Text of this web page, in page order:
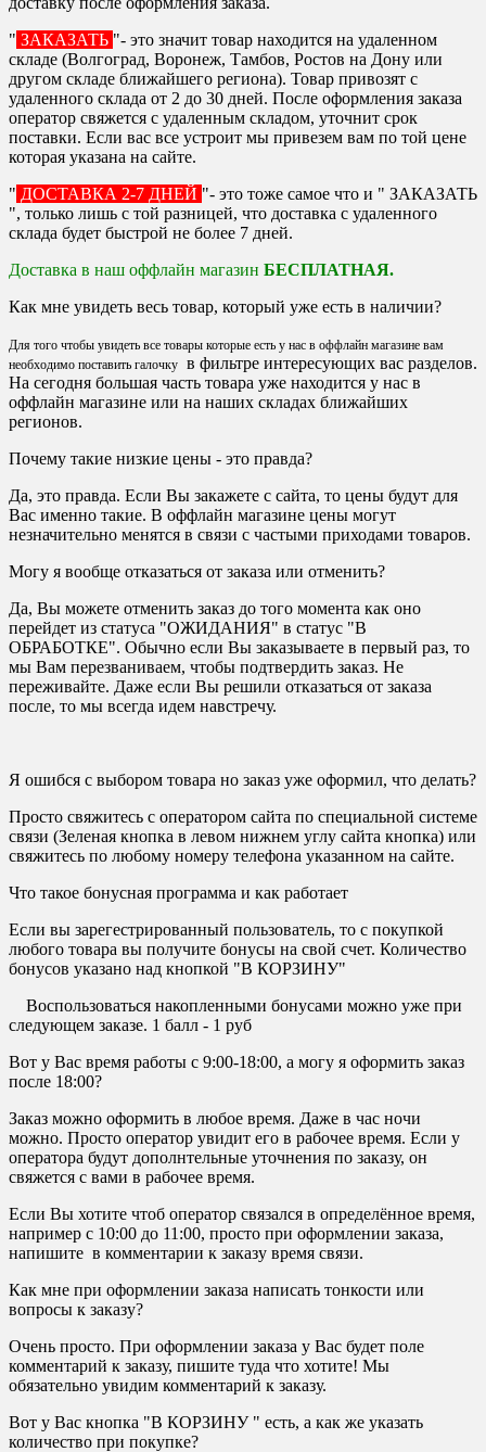
" ЗАКАЗАТЬ "- это значит товар находится на удаленном
складе (Волгоград, Воронеж, Тамбов, Ростов на Дону или
другом складе ближайшего региона). Товар привозят с
удаленного склада от 2 до 30 дней. После оформления заказа
оператор свяжется с удаленным складом, уточнит срок
поставки. Если вас все устроит мы привезем вам по той цене
которая указана на сайте.
" ДОСТАВКА 2-7 ДНЕЙ "- это тоже самое что и " ЗАКАЗАТЬ
", только лишь с той разницей, что доставка с удаленного
склада будет быстрой не более 7 дней.
Доставка в наш оффлайн магазин БЕСПЛАТНАЯ.
Как мне увидеть весь товар, который уже есть в наличии?
Для того чтобы увидеть все товары которые есть у нас в оффлайн магазине вам
необходимо поставить галочку в фильтре интересующих вас разделов.
На сегодня большая часть товара уже находится у нас в
оффлайн магазине или на наших складах ближайших
регионов.
Почему такие низкие цены - это правда?
Да, это правда. Если Вы закажете с сайта, то цены будут для
Вас именно такие. В оффлайн магазине цены могут
незначительно менятся в связи с частыми приходами товаров.
Могу я вообще отказаться от заказа или отменить?
Да, Вы можете отменить заказ до того момента как оно
перейдет из статуса "ОЖИДАНИЯ" в статус "В
ОБРАБОТКЕ". Обычно если Вы заказываете в первый раз, то
мы Вам перезваниваем, чтобы подтвердить заказ. Не
переживайте. Даже если Вы решили отказаться от заказа
после, то мы всегда идем навстречу.
Я ошибся с выбором товара но заказ уже оформил, что делать?
Просто свяжитесь с оператором сайта по специальной системе
связи (Зеленая кнопка в левом нижнем углу сайта кнопка) или
свяжитесь по любому номеру телефона указанном на сайте.
Что такое бонусная программа и как работает
Если вы зарегестрированный пользователь, то с покупкой
любого товара вы получите бонусы на свой счет. Количество
бонусов указано над кнопкой "В КОРЗИНУ"
Воспользоваться накопленными бонусами можно уже при
следующем заказе. 1 балл - 1 руб
Вот у Вас время работы с 9:00-18:00, а могу я оформить заказ
после 18:00?
Заказ можно оформить в любое время. Даже в час ночи
можно. Просто оператор увидит его в рабочее время. Если у
оператора будут дополнтельные уточнения по заказу, он
свяжется с вами в рабочее время.
Если Вы хотите чтоб оператор связался в определённое время,
например с 10:00 до 11:00, просто при оформлении заказа,
напишите в комментарии к заказу время связи.
Как мне при оформлении заказа написать тонкости или
вопросы к заказу?
Очень просто. При оформлении заказа у Вас будет поле
комментарий к заказу, пишите туда что хотите! Мы
обязательно увидим комментарий к заказу.
Вот у Вас кнопка "В КОРЗИНУ " есть, а как же указать
количество при покупке?